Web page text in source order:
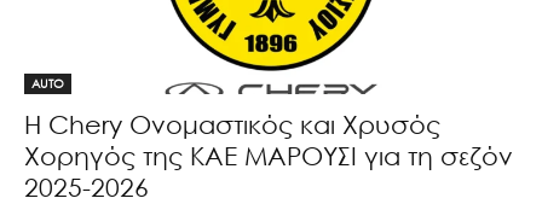
AUTO
Η Chery Ονομαστικός και Χρυσός
Χορηγός της ΚΑΕ ΜΑΡΟΥΣΙ για τη σεζόν
2025-2026